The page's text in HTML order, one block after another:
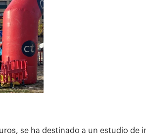
se ha destinado a un estudio de